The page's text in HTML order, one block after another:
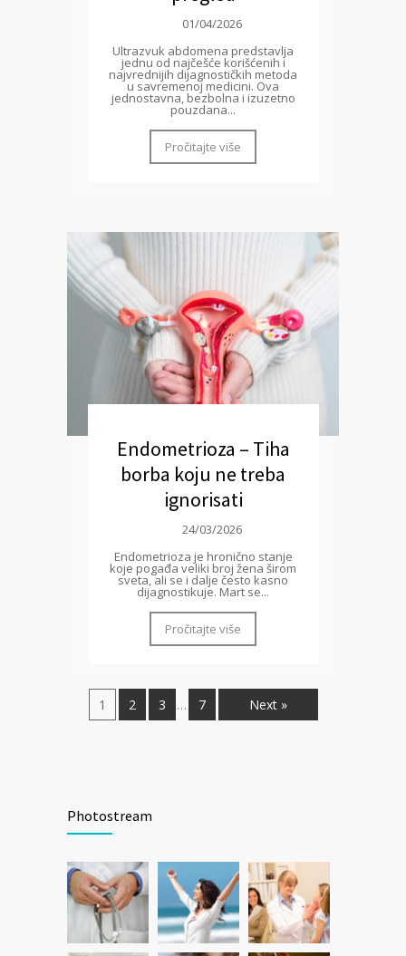
01/04/2026
Ultrazvuk abdomena predstavlja
jednu od najčešće korišćenih i
najvrednijih dijagnostičkih metoda
u savremenoj medicini. Ova
jednostavna, bezbolna i izuzetno
pouzdana...
Pročitajte više
Endometrioza – Tiha
borba koju ne treba
ignorisati
24/03/2026
Endometrioza je hronično stanje
koje pogađa veliki broj žena širom
sveta, ali se i dalje često kasno
dijagnostikuje. Mart se...
Pročitajte više
1 2 3 … 7 Next »
Photostream